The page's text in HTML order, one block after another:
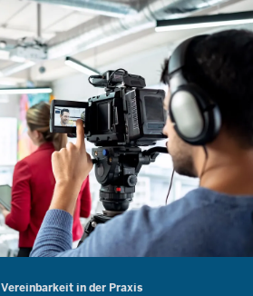
Vereinbarkeit in der Praxis